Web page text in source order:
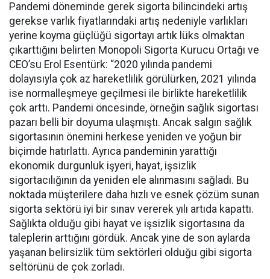
Pandemi döneminde gerek sigorta bilincindeki artış
gerekse varlık fiyatlarındaki artış nedeniyle varlıkları
yerine koyma güçlüğü sigortayı artık lüks olmaktan
çıkarttığını belirten Monopoli Sigorta Kurucu Ortağı ve
CEO’su Erol Esentürk: “2020 yılında pandemi
dolayısıyla çok az hareketlilik görülürken, 2021 yılında
ise normalleşmeye geçilmesi ile birlikte hareketlilik
çok arttı. Pandemi öncesinde, örneğin sağlık sigortası
pazarı belli bir doyuma ulaşmıştı. Ancak salgın sağlık
sigortasının önemini herkese yeniden ve yoğun bir
biçimde hatırlattı. Ayrıca pandeminin yarattığı
ekonomik durgunluk işyeri, hayat, işsizlik
sigortacılığının da yeniden ele alınmasını sağladı. Bu
noktada müşterilere daha hızlı ve esnek çözüm sunan
sigorta sektörü iyi bir sınav vererek yılı artıda kapattı.
Sağlıkta olduğu gibi hayat ve işsizlik sigortasına da
taleplerin arttığını gördük. Ancak yine de son aylarda
yaşanan belirsizlik tüm sektörleri olduğu gibi sigorta
seltörünü de çok zorladı.